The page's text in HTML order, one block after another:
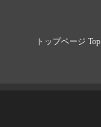
トップページ Top